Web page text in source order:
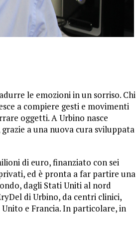
le emozioni in un sorriso. Chi
a compiere gesti e movimenti
oggetti. A Urbino nasce
a una nuova cura sviluppata
di euro, finanziato con sei
ed è pronta a far partire una
dagli Stati Uniti al nord
di Urbino, da centri clinici,
e Francia. In particolare, in